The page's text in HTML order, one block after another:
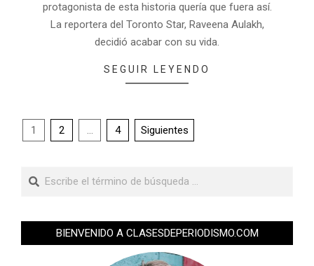
protagonista de esta historia quería que fuera así.
La reportera del Toronto Star, Raveena Aulakh,
decidió acabar con su vida.
SEGUIR LEYENDO
1 2 … 4 Siguientes
BIENVENIDO A CLASESDEPERIODISMO.COM